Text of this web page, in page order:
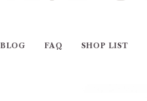
BLOG FAQ SHOP LIST